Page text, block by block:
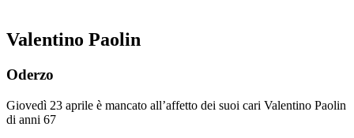
Valentino Paolin
Oderzo
Giovedì 23 aprile è mancato all’affetto dei suoi cari Valentino Paolin
di anni 67